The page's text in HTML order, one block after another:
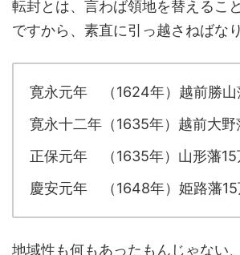
転封とは、言わば領地を替える
ですから、素直に引っ越さねばな
寛永元年 （1624年）越前勝山
寛永十二年（1635年）越前大
正保元年 （1635年）山形藩15
慶安元年 （1648年）姫路藩15
地域性も何もあったもんじゃない